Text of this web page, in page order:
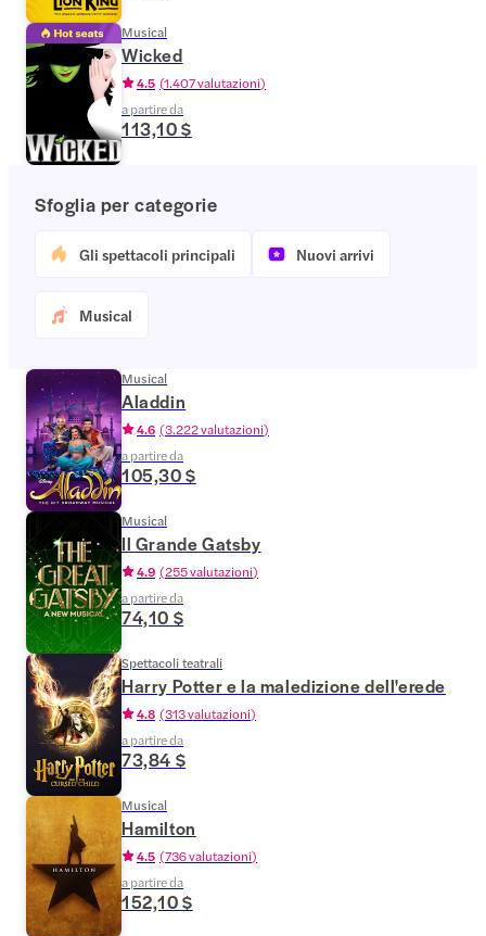
Musical
Wicked
4.5 (1.407 valutazioni)
a partire da
113,10 $
Sfoglia per categorie
Gli spettacoli principali Nuovi arrivi
Musical
Musical
Aladdin
4.6 (3.222 valutazioni)
a partire da
105,30 $
Musical
Il Grande Gatsby
4.9 (255 valutazioni)
a partire da
74,10 $
Spettacoli teatrali
Harry Potter e la maledizione dell'erede
4.8 (313 valutazioni)
a partire da
73,84 $
Musical
Hamilton
4.5 (736 valutazioni)
a partire da
152,10 $